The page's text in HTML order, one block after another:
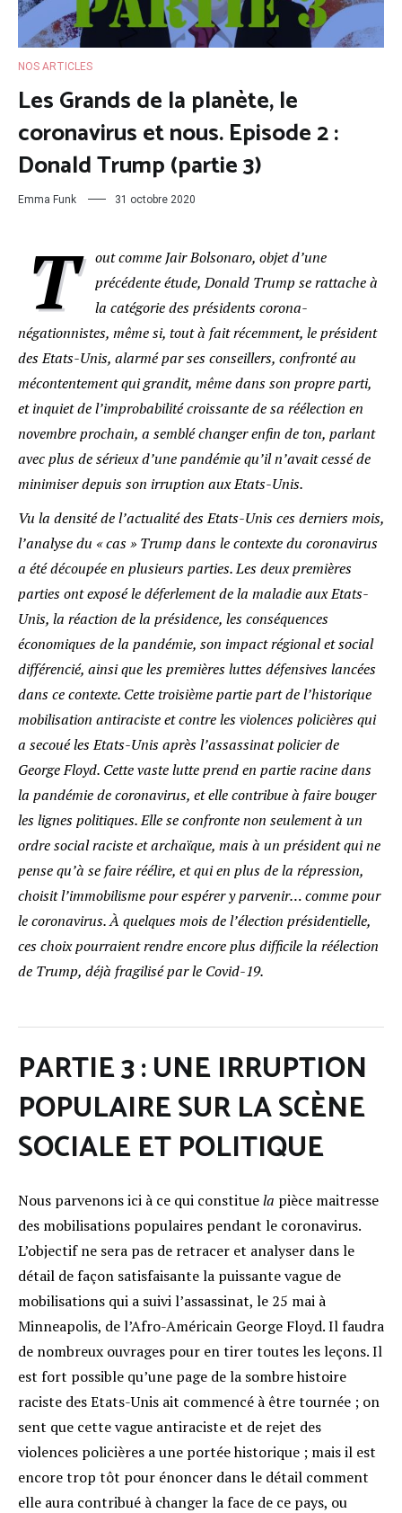
NOS ARTICLES
Les Grands de la planète, le
coronavirus et nous. Episode 2 :
Donald Trump (partie 3)
Emma Funk 31 octobre 2020
T
out comme Jair Bolsonaro, objet d’une
précédente étude, Donald Trump se rattache à
la catégorie des présidents corona-
négationnistes, même si, tout à fait récemment, le président
des Etats-Unis, alarmé par ses conseillers, confronté au
mécontentement qui grandit, même dans son propre parti,
et inquiet de l’improbabilité croissante de sa réélection en
novembre prochain, a semblé changer enfin de ton, parlant
avec plus de sérieux d’une pandémie qu’il n’avait cessé de
minimiser depuis son irruption aux Etats-Unis.
Vu la densité de l’actualité des Etats-Unis ces derniers mois,
l’analyse du « cas » Trump dans le contexte du coronavirus
a été découpée en plusieurs parties. Les deux premières
parties ont exposé le déferlement de la maladie aux Etats-
Unis, la réaction de la présidence, les conséquences
économiques de la pandémie, son impact régional et social
différencié, ainsi que les premières luttes défensives lancées
dans ce contexte. Cette troisième partie part de l’historique
mobilisation antiraciste et contre les violences policières qui
a secoué les Etats-Unis après l’assassinat policier de
George Floyd. Cette vaste lutte prend en partie racine dans
la pandémie de coronavirus, et elle contribue à faire bouger
les lignes politiques. Elle se confronte non seulement à un
ordre social raciste et archaïque, mais à un président qui ne
pense qu’à se faire réélire, et qui en plus de la répression,
choisit l’immobilisme pour espérer y parvenir… comme pour
le coronavirus. À quelques mois de l’élection présidentielle,
ces choix pourraient rendre encore plus difficile la réélection
de Trump, déjà fragilisé par le Covid-19.
PARTIE 3 : UNE IRRUPTION
POPULAIRE SUR LA SCÈNE
SOCIALE ET POLITIQUE
Nous parvenons ici à ce qui constituela pièce maitresse
des mobilisations populaires pendant le coronavirus.
L’objectif ne sera pas de retracer et analyser dans le
détail de façon satisfaisante la puissante vague de
mobilisations qui a suivi l’assassinat, le 25 mai à
Minneapolis, de l’Afro-Américain George Floyd. Il faudra
de nombreux ouvrages pour en tirer toutes les leçons. Il
est fort possible qu’une page de la sombre histoire
raciste des Etats-Unis ait commencé à être tournée ; on
sent que cette vague antiraciste et de rejet des
violences policières a une portée historique ; mais il est
encore trop tôt pour énoncer dans le détail comment
elle aura contribué à changer la face de ce pays, ou